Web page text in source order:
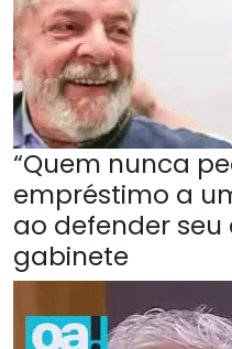
“Quem nunca
empréstimo a
ao defender
gabinete